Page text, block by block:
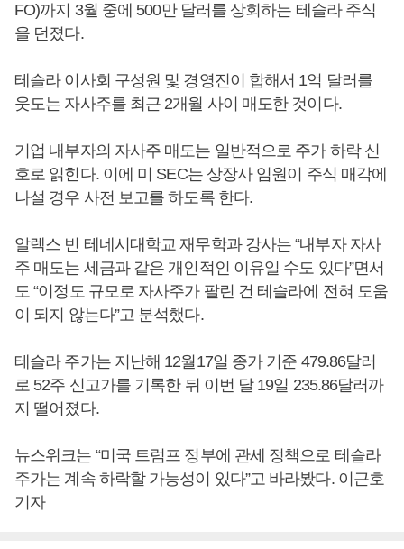
FO)까지 3월 중에 500만 달러를 상회하는 테슬라 주식
을 던졌다.
테슬라 이사회 구성원 및 경영진이 합해서 1억 달러를
웃도는 자사주를 최근 2개월 사이 매도한 것이다.
기업 내부자의 자사주 매도는 일반적으로 주가 하락 신
호로 읽힌다. 이에 미 SEC는 상장사 임원이 주식 매각에
나설 경우 사전 보고를 하도록 한다.
알렉스 빈 테네시대학교 재무학과 강사는 “내부자 자사
주 매도는 세금과 같은 개인적인 이유일 수도 있다”면서
도 “이정도 규모로 자사주가 팔린 건 테슬라에 전혀 도움
이 되지 않는다”고 분석했다.
테슬라 주가는 지난해 12월17일 종가 기준 479.86달러
로 52주 신고가를 기록한 뒤 이번 달 19일 235.86달러까
지 떨어졌다.
뉴스위크는 “미국 트럼프 정부에 관세 정책으로 테슬라
주가는 계속 하락할 가능성이 있다”고 바라봤다. 이근호
기자